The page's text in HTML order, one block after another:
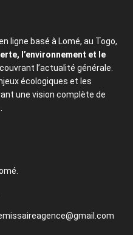
ligne basé à Lomé, au Togo,
l’environnement et le
l’actualité générale.
écologiques et les
une vision complète de